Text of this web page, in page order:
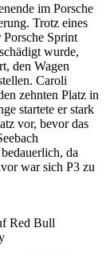
im Porsche
Trotz eines
Porsche Sprint
wurde,
den Wagen
Caroli
zehnten Platz in
startete er stark
vor, bevor das
da
war sich P3 zu
Red Bull